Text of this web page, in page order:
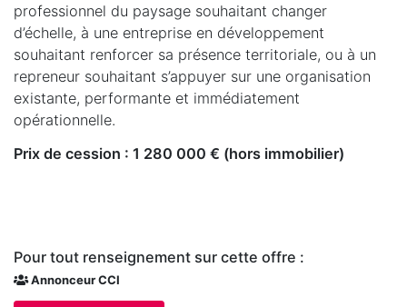
professionnel du paysage souhaitant changer
d’échelle, à une entreprise en développement
souhaitant renforcer sa présence territoriale, ou à un
repreneur souhaitant s’appuyer sur une organisation
existante, performante et immédiatement
opérationnelle.
Prix de cession : 1 280 000 € (hors immobilier)
Pour tout renseignement sur cette offre :
Annonceur CCI